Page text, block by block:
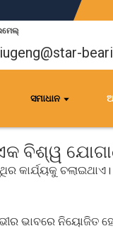
ସମାଧାନ
ବିଶ୍ୱ
କାର୍ଯ୍ୟକୁ ଚଲାଇଥାଏ।
ନିୟୋଜିତ